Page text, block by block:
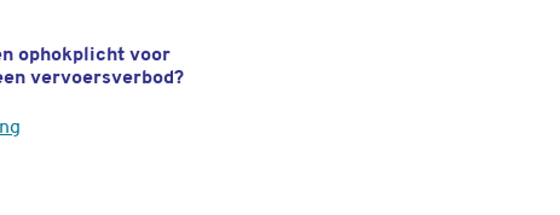
ophokplicht voor
vervoersverbod?